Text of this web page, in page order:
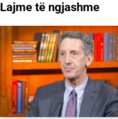
postimet
Lajme të ngjashme